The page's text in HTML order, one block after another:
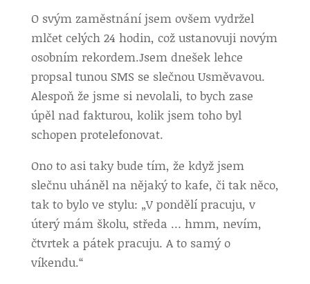
O svým zaměstnání jsem ovšem vydržel
mlčet celých 24 hodin, což ustanovuji novým
osobním rekordem.Jsem dnešek lehce
propsal tunou SMS se slečnou Usměvavou.
Alespoň že jsme si nevolali, to bych zase
úpěl nad fakturou, kolik jsem toho byl
schopen protelefonovat.
Ono to asi taky bude tím, že když jsem
slečnu uháněl na nějaký to kafe, či tak něco,
tak to bylo ve stylu: „V pondělí pracuju, v
úterý mám školu, středa … hmm, nevím,
čtvrtek a pátek pracuju. A to samý o
víkendu.“